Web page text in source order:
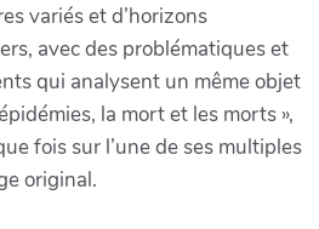
variés et d’horizons
avec des problématiques et
qui analysent un même objet
la mort et les morts »,
fois sur l’une de ses multiples
original.